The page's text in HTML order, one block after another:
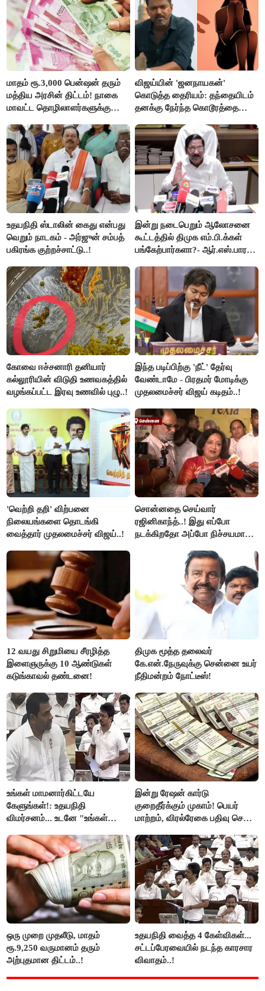
மாதம் ரூ.3,000 பென்ஷன் தரும்
மத்திய அரசின் திட்டம்! நாகை
மாவட்ட தொழிலாளர்களுக்கு
செய்தி!
விஜய்யின் 'ஜனநாயகன்'
கொடுத்த தைரியம்: தந்தையிடம்
தனக்கு நேர்ந்த கொடூரத்தை
உதயநிதி ஸ்டாலின் கைது என்பது
வெறும் நாடகம் - அர்ஜுன் சம்பத்
பகிரங்க குற்றச்சாட்டு..!
இன்று நடைபெறும் ஆலோசனை
கூட்டத்தில் திமுக எம்.பி.க்கள்
பங்கேற்பார்களா?- ஆர்.எஸ்.பாரதி
கோவை ஈச்சனாரி தனியார்
கல்லூரியின் விடுதி உணவகத்தில்
வழங்கப்பட்ட இரவு உணவில் புழு..!
இந்த படிப்பிற்கு 'நீட்' தேர்வு
வேண்டாமே - பிரதமர் மோடிக்கு
முதலமைச்சர் விஜய் கடிதம்..!
'வெற்றி தறி' விற்பனை
நிலையங்களை தொடங்கி
வைத்தார் முதலமைச்சர் விஜய்..!
சொன்னதை செய்வார்
ரஜினிகாந்த்..! இது எப்போ
நடக்கிறதோ அப்போ நிச்சயமாக
ரஜினிகாந்த்..!
12 வயது சிறுமியை சீரழித்த
இளைஞருக்கு 10 ஆண்டுகள்
கடுங்காவல் தண்டனை!
திமுக மூத்த தலைவர்
கே.என்.நேருவுக்கு சென்னை உயர்
நீதிமன்றம் நோட்டீஸ்!
உங்கள் மாமனார்கிட்டயே
கேளுங்கள்!: உதயநிதி
விமர்சனம்... உடனே "உங்கள்
ஆதவ் அர்ஜுனா பதிலடி!
இன்று ரேஷன் கார்டு
குறைதீர்க்கும் முகாம்! பெயர்
மாற்றம், விரல்ரேகை பதிவு செய்ய
ஒரு முறை முதலீடு, மாதம்
ரூ.9,250 வருமானம் தரும்
அற்புதமான திட்டம்..!
உதயநிதி வைத்த 4 கேள்விகள்...
சட்டப்பேரவையில் நடந்த காரசார
விவாதம்..!